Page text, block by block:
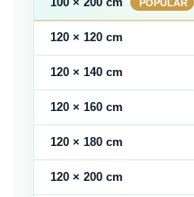
120 × 120 cm
120 × 140 cm
120 × 160 cm
120 × 180 cm
120 × 200 cm